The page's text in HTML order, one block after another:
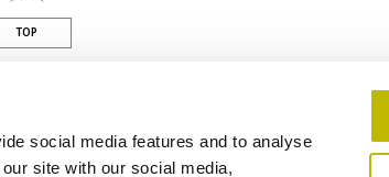
social media features and to analyse
site with our social media,
TOP